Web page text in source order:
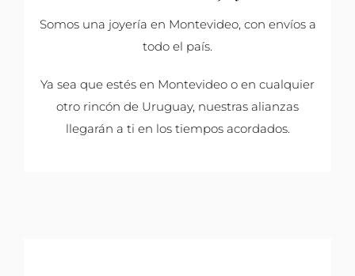
Somos una joyería en Montevideo, con envíos a
todo el país.
Ya sea que estés en Montevideo o en cualquier
otro rincón de Uruguay, nuestras alianzas
llegarán a ti en los tiempos acordados.